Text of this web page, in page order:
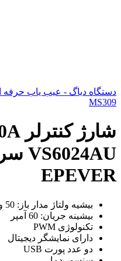
MS309
EPEVER
بیشیه ولتاژ مدار باز: 50 ولت
بیشینه جریان: 60 آمپر
تکنولوژی PWM
دارای نمایشگر دیجیتال
دو عدد پورت USB